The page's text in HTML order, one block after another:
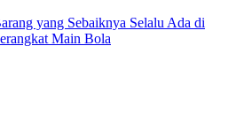
yang Sebaiknya Selalu Ada di
Main Bola